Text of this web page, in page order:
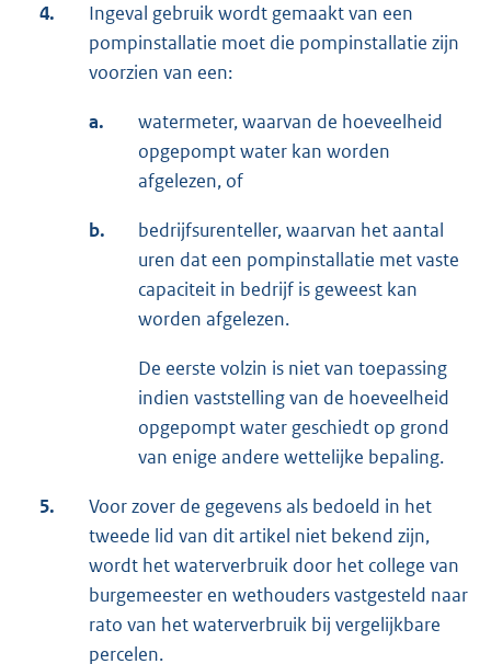
4.
Ingeval gebruik wordt gemaakt van een
pompinstallatie moet die pompinstallatie zijn
voorzien van een:
a.
watermeter, waarvan de hoeveelheid
opgepompt water kan worden
afgelezen, of
b.
bedrijfsurenteller, waarvan het aantal
uren dat een pompinstallatie met vaste
capaciteit in bedrijf is geweest kan
worden afgelezen.
De eerste volzin is niet van toepassing
indien vaststelling van de hoeveelheid
opgepompt water geschiedt op grond
van enige andere wettelijke bepaling.
5.
Voor zover de gegevens als bedoeld in het
tweede lid van dit artikel niet bekend zijn,
wordt het waterverbruik door het college van
burgemeester en wethouders vastgesteld naar
rato van het waterverbruik bij vergelijkbare
percelen.